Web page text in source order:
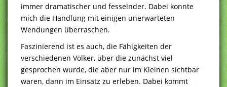
immer dramatischer und fesselnder. Dabei konnte
mich die Handlung mit einigen unerwarteten
Wendungen überraschen.
Faszinierend ist es auch, die Fähigkeiten der
verschiedenen Völker, über die zunächst viel
gesprochen wurde, die aber nur im Kleinen sichtbar
waren, dann im Einsatz zu erleben. Dabei kommt